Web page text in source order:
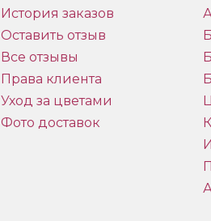
История заказов
Оставить отзыв
Все отзывы
Права клиента
Уход за цветами
Фото доставок